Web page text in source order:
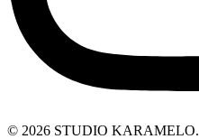
© 2026 STUDIO KARAMELO.